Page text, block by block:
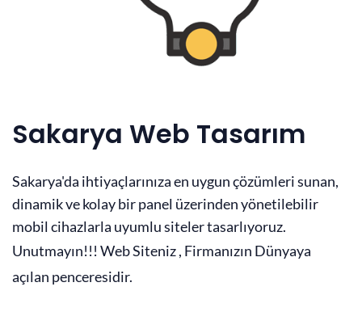
Sakarya Web Tasarım
Sakarya'da ihtiyaçlarınıza en uygun çözümleri sunan,
dinamik ve kolay bir panel üzerinden yönetilebilir
mobil cihazlarla uyumlu siteler tasarlıyoruz.
Unutmayın!!! Web Siteniz , Firmanızın Dünyaya
açılan penceresidir.